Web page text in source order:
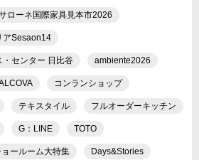
ローネ国際家具見本市2026
アSesaon14
・センター 日比谷 ambiente2026
コンランショップ
テキスタイル フルオーダーキッチン
G：LINE TOTO
ョールーム大特集 Days&Stories